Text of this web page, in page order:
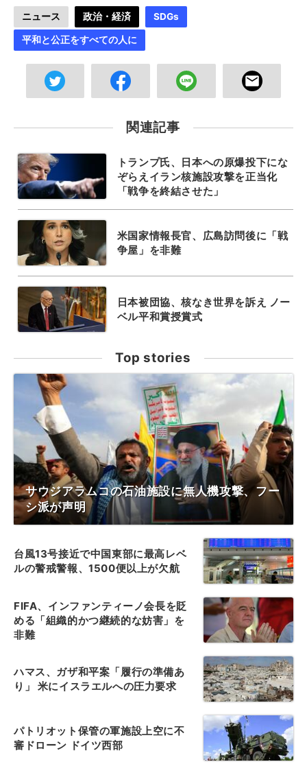
ニュース 政治・経済 SDGs
平和と公正をすべての人に
関連記事
トランプ氏、日本への原爆投下にな
ぞらえイラン核施設攻撃を正当化
「戦争を終結させた」
米国家情報長官、広島訪問後に「戦
争屋」を非難
日本被団協、核なき世界を訴え ノー
ベル平和賞授賞式
Top stories
サウジアラムコの石油施設に無人機攻撃、フー
シ派が声明
台風13号接近で中国東部に最高レベ
ルの警戒警報、1500便以上が欠航
FIFA、インファンティーノ会長を貶
める「組織的かつ継続的な妨害」を
非難
ハマス、ガザ和平案「履行の準備あ
り」 米にイスラエルへの圧力要求
パトリオット保管の軍施設上空に不
審ドローン ドイツ西部